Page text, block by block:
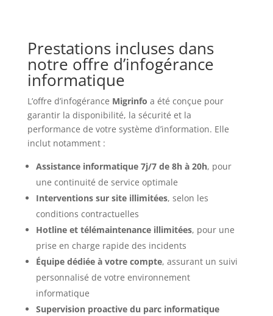
Prestations incluses dans
notre offre d’infogérance
informatique
L’offre d’infogérance Migrinfo a été conçue pour
garantir la disponibilité, la sécurité et la
performance de votre système d’information. Elle
inclut notamment :
Assistance informatique 7j/7 de 8h à 20h, pour
une continuité de service optimale
Interventions sur site illimitées, selon les
conditions contractuelles
Hotline et télémaintenance illimitées, pour une
prise en charge rapide des incidents
Équipe dédiée à votre compte, assurant un suivi
personnalisé de votre environnement
informatique
Supervision proactive du parc informatique